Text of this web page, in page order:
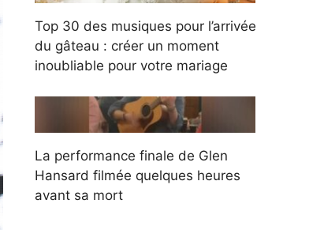
Top 30 des musiques pour l’arrivée
du gâteau : créer un moment
inoubliable pour votre mariage
La performance finale de Glen
Hansard filmée quelques heures
avant sa mort